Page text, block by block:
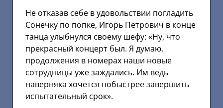
Не отказав себе в удовольствии погладить
Сонечку по попке, Игорь Петрович в конце
танца улыбнулся своему шефу: «Ну, что
прекрасный концерт был. Я думаю,
продолжения в номерах наши новые
сотрудницы уже заждались. Им ведь
наверняка хочется побыстрее завершить
испытательный срок».